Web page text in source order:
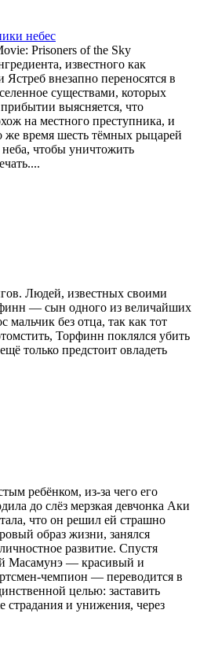
небес
Prisoners of the Sky
известного как
внезапно переносятся в
существами, которых
выясняется, что
на местного преступника, и
же время шесть тёмных рыцарей
неба, чтобы уничтожить
Людей, известных своими
— сын одного из величайших
мальчик без отца, так как тот
Торфинн поклялся убить
только предстоит овладеть
ребёнком, из-за чего его
до слёз мерзкая девчонка Аки
что он решил ей страшно
образ жизни, занялся
развитие. Спустя
Масамунэ — красивый и
чемпион — переводится в
целью: заставить
страдания и унижения, через